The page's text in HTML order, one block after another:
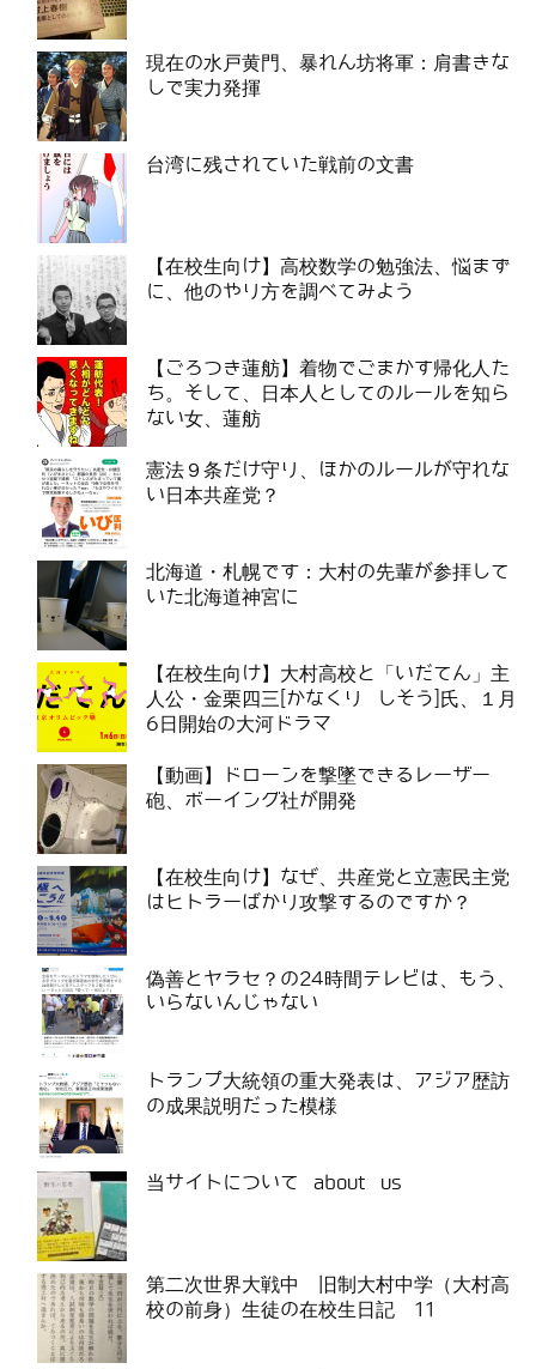
現在の水戸黄門、暴れん坊将軍：肩書きな
しで実力発揮
台湾に残されていた戦前の文書
【在校生向け】高校数学の勉強法、悩まず
に、他のやり方を調べてみよう
【ごろつき蓮舫】着物でごまかす帰化人た
ち。そして、日本人としてのルールを知ら
ない女、蓮舫
憲法９条だけ守り、ほかのルールが守れな
い日本共産党？
北海道・札幌です：大村の先輩が参拝して
いた北海道神宮に
【在校生向け】大村高校と「いだてん」主
人公・金栗四三[かなくり しそう]氏、１月
6日開始の大河ドラマ
【動画】ドローンを撃墜できるレーザー
砲、ボーイング社が開発
【在校生向け】なぜ、共産党と立憲民主党
はヒトラーばかり攻撃するのですか？
偽善とヤラセ？の24時間テレビは、もう、
いらないんじゃない
トランプ大統領の重大発表は、アジア歴訪
の成果説明だった模様
当サイトについて about us
第二次世界大戦中 旧制大村中学（大村高
校の前身）生徒の在校生日記 11